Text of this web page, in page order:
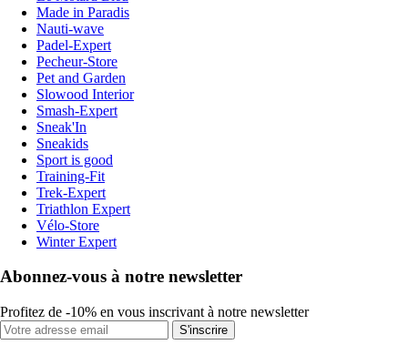
Made in Paradis
Nauti-wave
Padel-Expert
Pecheur-Store
Pet and Garden
Slowood Interior
Smash-Expert
Sneak'In
Sneakids
Sport is good
Training-Fit
Trek-Expert
Triathlon Expert
Vélo-Store
Winter Expert
Abonnez-vous à notre newsletter
Profitez de -10% en vous inscrivant à notre newsletter
S'inscrire